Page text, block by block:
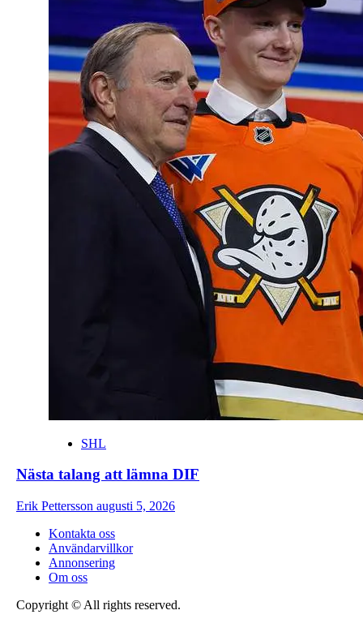
SHL
Nästa talang att lämna DIF
Erik Pettersson augusti 5, 2026
Kontakta oss
Användarvillkor
Annonsering
Om oss
Copyright © All rights reserved.